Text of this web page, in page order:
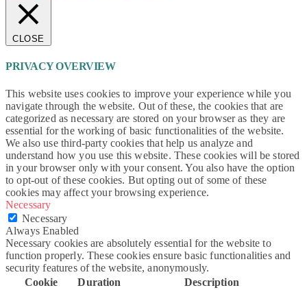
CLOSE
PRIVACY OVERVIEW
This website uses cookies to improve your experience while you
navigate through the website. Out of these, the cookies that are
categorized as necessary are stored on your browser as they are
essential for the working of basic functionalities of the website.
We also use third-party cookies that help us analyze and
understand how you use this website. These cookies will be stored
in your browser only with your consent. You also have the option
to opt-out of these cookies. But opting out of some of these
cookies may affect your browsing experience.
Necessary
Necessary
Always Enabled
Necessary cookies are absolutely essential for the website to
function properly. These cookies ensure basic functionalities and
security features of the website, anonymously.
Cookie
Duration
Description